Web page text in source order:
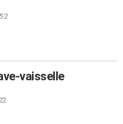
vaisselle